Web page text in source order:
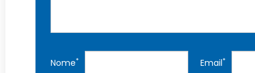
Nome* Email*